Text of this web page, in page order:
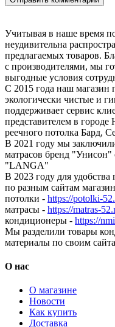
Учитывая в наше время
неудивительна
предлагаемых товаров.
с производителями, мы
выгодные условия
С 2015 года наш магазин
экологически чистые и
поддерживает сервис
представителем в
реечного потолка Бард,
В 2021 году мы
матрасов бренд "Унисон"
"LANGA"
В 2023 году для удобства
по разным сайтам
потолки - https://potolki-
матрасы - https://matras-
кондиционеры - https://
Мы разделили товары
материалы по своим
О нас
О магазине
Новости
Как купить
Доставка